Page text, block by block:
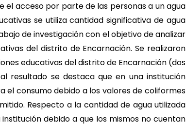
el acceso por parte de las personas a un agua
se utiliza cantidad significativa de agua
de investigación con el objetivo de analizar
del distrito de Encarnación. Se realizaron
educativas del distrito de Encarnación (dos
resultado se destaca que en una institución
consumo debido a los valores de coliformes
Respecto a la cantidad de agua utilizada
debido a que los mismos no cuentan